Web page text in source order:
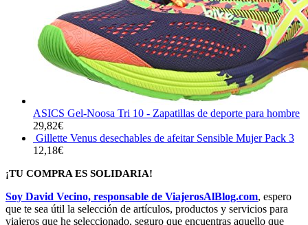
ASICS Gel-Noosa Tri 10 - Zapatillas de deporte para hombre
29,82€
Gillette Venus desechables de afeitar Sensible Mujer Pack 3
12,18€
¡TU COMPRA ES SOLIDARIA!
Soy David Vecino, responsable de ViajerosAlBlog.com, espero
que te sea útil la selección de artículos, productos y servicios para
viajeros que he seleccionado, seguro que encuentras aquello que